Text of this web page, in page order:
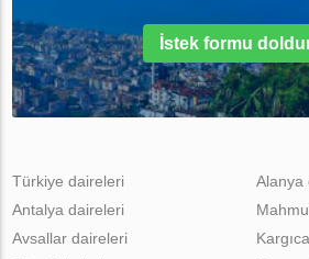
İstek formu
Türkiye daireleri
Antalya daireleri
Avsallar daireleri
Alanya